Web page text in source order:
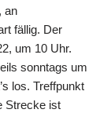
an
fällig. Der
um 10 Uhr.
sonntags um
los. Treffpunkt
Strecke ist